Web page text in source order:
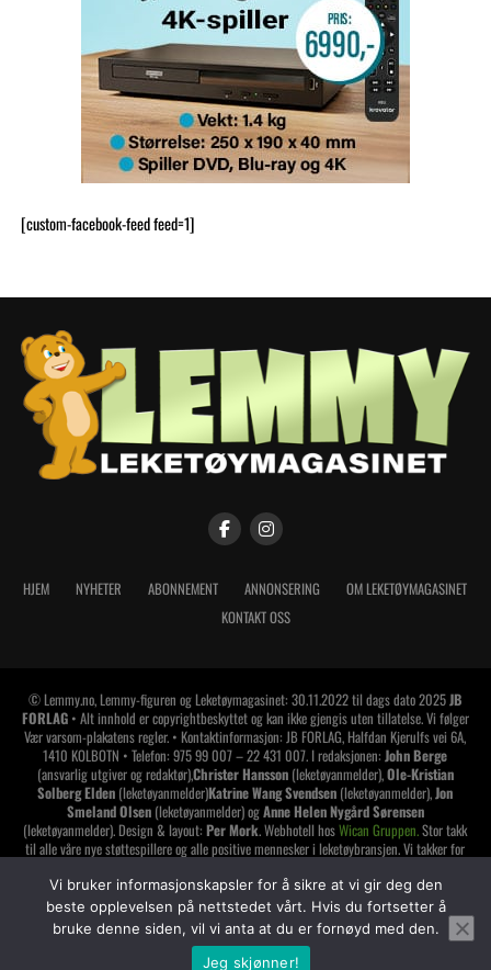
[custom-facebook-feed feed=1]
HJEM NYHETER ABONNEMENT ANNONSERING
OM LEKETØYMAGASINET
KONTAKT OSS
© Lemmy.no, Lemmy-figuren og Leketøymagasinet: 30.11.2022 til dags dato 2025JB
FORLAG• Alt innhold er copyrightbeskyttet og kan ikke gjengis uten tillatelse. Vi følger
Vær varsom-plakatens regler. • Kontaktinformasjon: JB FORLAG, Halfdan Kjerulfs vei 6A,
1410 KOLBOTN • Telefon: 975 99 007 – 22 431 007. I redaksjonen:John Berge
(ansvarlig utgiver og redaktør),Christer Hansson(leketøyanmelder),Ole-Kristian
Solberg Elden (leketøyanmelder)Katrine Wang Svendsen (leketøyanmelder),Jon
Smeland Olsen(leketøyanmelder) ogAnne Helen Nygård Sørensen
(leketøyanmelder). Design & layout:Per Mork. Webhotell hosWican Gruppen.Stor takk
til alle våre nye støttespillere og alle positive mennesker i leketøybransjen. Vi takker for
selv et klapp på skuldrene!
LEMMY LEKETØYMAGASINET er medlem av
Vi bruker informasjonskapsler for å sikre at vi gir deg den
beste opplevelsen på nettstedet vårt. Hvis du fortsetter å
bruke denne siden, vil vi anta at du er fornøyd med den.
Jeg skjønner!